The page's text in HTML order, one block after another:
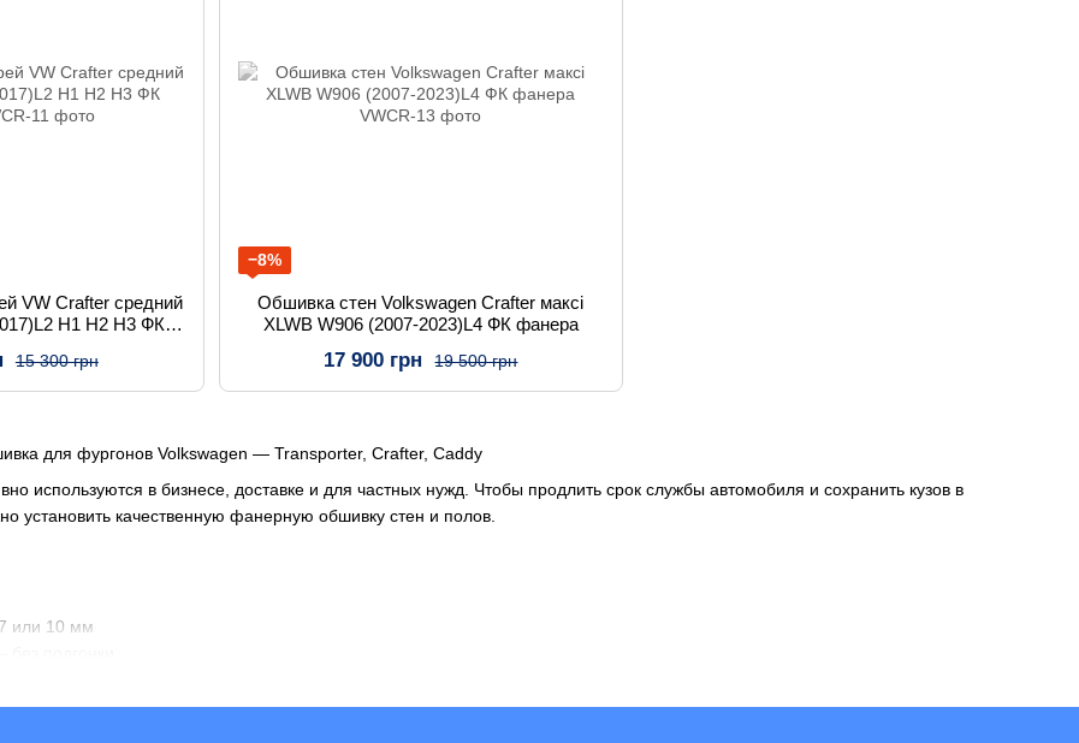
для фургонов Volkswagen — Transporter, Crafter, Caddy
используются в бизнесе, доставке и для частных нужд. Чтобы продлить срок службы автомобиля и сохранить кузов в
установить качественную фанерную обшивку стен и полов.
или 10 мм
отсека
VW Crafter средний
H1 H2 H3 ФК
15 300 грн
−8%
Обшивка стен Volkswagen Crafter максі
XLWB W906 (2007-2023)L4 ФК фанера
19 500 грн
17 900 грн